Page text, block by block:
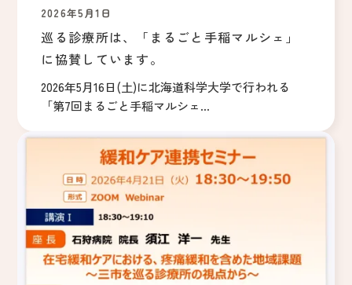
2026年5月1日
巡る診療所は、「まるごと手稲マルシェ」
に協賛しています。
2026年5月16日(土)に北海道科学大学で行われる
「第7回まるごと手稲マルシェ...